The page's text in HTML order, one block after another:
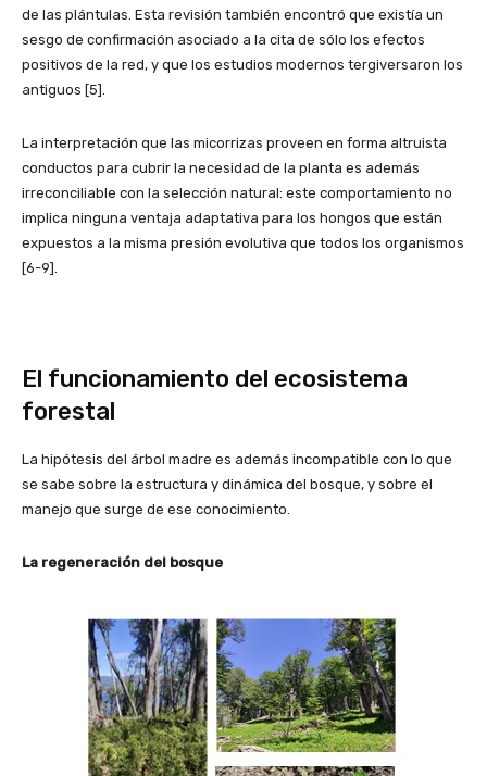
de las plántulas. Esta revisión también encontró que existía un
sesgo de confirmación asociado a la cita de sólo los efectos
positivos de la red, y que los estudios modernos tergiversaron los
antiguos [5].
La interpretación que las micorrizas proveen en forma altruista
conductos para cubrir la necesidad de la planta es además
irreconciliable con la selección natural: este comportamiento no
implica ninguna ventaja adaptativa para los hongos que están
expuestos a la misma presión evolutiva que todos los organismos
[6-9].
El funcionamiento del ecosistema
forestal
La hipótesis del árbol madre es además incompatible con lo que
se sabe sobre la estructura y dinámica del bosque, y sobre el
manejo que surge de ese conocimiento.
La regeneración del bosque